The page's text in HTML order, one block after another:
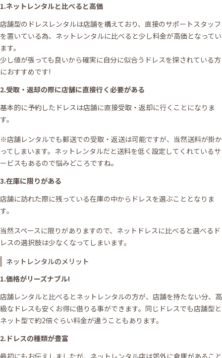
1.ネットレンタルと比べると高価
店舗型のドレスレンタルは店舗を構えており、直接のサポートスタッフ
を置いている為、ネットレンタルに比べると少し料金が高価となってい
ます。
少し値が張っても良いから確実に自分に似合うドレスを探されている方
におすすめです!
2.受取・返却の際に店舗に直接行く必要がある
基本的に予約したドレスは店舗に直接受取・返却に行くことになりま
す。
※店舗レンタルでも郵送での受取・返送は可能ですが、当然送料が掛か
ってしまいます。ネットレンタルだと送料を低く設定してくれているサ
ービスもあるので悩みどころですね。
3.在庫に限りがある
店舗に訪れた際に残っている在庫の中からドレスを選ぶこととなりま
す。
当然スペースに限りがありますので、ネットドレスに比べると選べるド
レスの選択肢は少なくなってしまいます。
ネットレンタルのメリット
1.価格がリーズナブル!
店舗レンタルと比べるとネットレンタルの方が、店舗を持たない分、高
級なドレスも安くお得に借りる事ができます。同じドレスでも店舗型と
ネット型で約2倍ぐらい料金が違うこともあります。
2.ドレスの種類が豊富
最初にもお伝えしましたが、ネットレンタル店は郊外に倉庫があること